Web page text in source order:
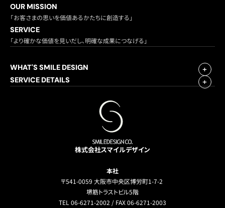
株式会社スマイルデザイン
本社
〒541-0059 大阪市中央区博労町1-7-2
堺筋トラストビル5階
TEL 06-6271-2002 / FAX 06-6271-2003
OUR MISSION
「お客さまの思いを価値あるかたちに創造する」
SERVICE
「より確かな価値を見いだし、明確な成果につなげる」
WHAT'S SMILE DESIGN
SERVICE DETAILS